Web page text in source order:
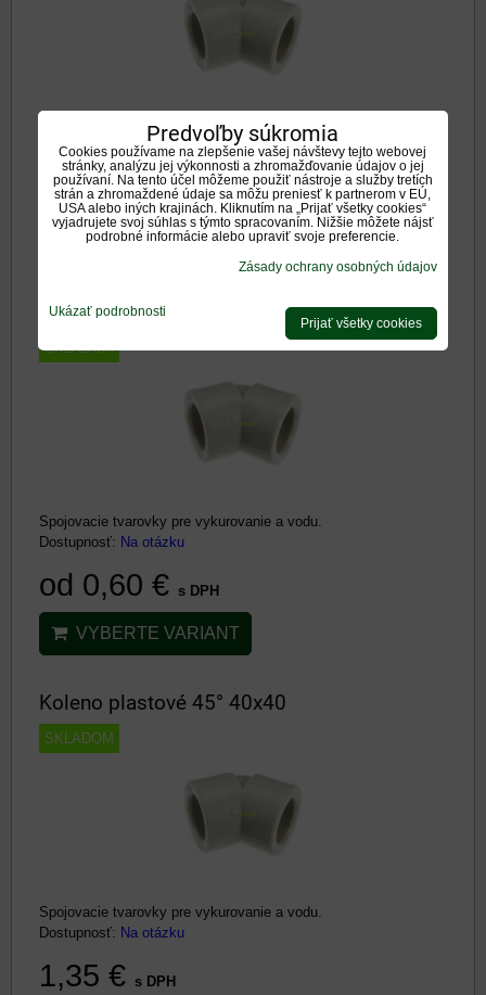
Spojovacie tvarovky pre vykurovanie a vodu.
Dostupnosť:Na otázku
0,40 €s DPH
VYBERTE VARIANT
Koleno plastové 45° 32x32
SKLADOM
Spojovacie tvarovky pre vykurovanie a vodu.
Dostupnosť: Na otázku
od 0,60 € s DPH
VYBERTE VARIANT
Koleno plastové 45° 40x40
SKLADOM
Spojovacie tvarovky pre vykurovanie a vodu.
Dostupnosť: Na otázku
1,35 € s DPH
Predvoľby súkromia
Cookies používame na zlepšenie vašej návštevy tejto webovej
stránky, analýzu jej výkonnosti a zhromažďovanie údajov o jej
používaní. Na tento účel môžeme použiť nástroje a služby tretích
strán a zhromaždené údaje sa môžu preniesť k partnerom v EÚ,
USA alebo iných krajinách. Kliknutím na „Prijať všetky cookies“
vyjadrujete svoj súhlas s týmto spracovaním. Nižšie môžete nájsť
podrobné informácie alebo upraviť svoje preferencie.
Zásady ochrany osobných údajov
Ukázať podrobnosti
Prijať všetky cookies